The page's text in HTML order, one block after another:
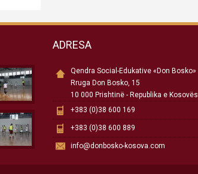
ADRESA
Qendra Social-Edukative «Don Bosko»
Rruga Don Bosko, 15
10 000 Prishtinë - Republika e Kosovës
+383 (0)38 600 169
+383 (0)38 600 889
info@donbosko-kosova.com